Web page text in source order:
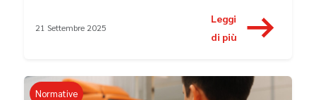
21 Settembre 2025
Leggi
di più
Normative